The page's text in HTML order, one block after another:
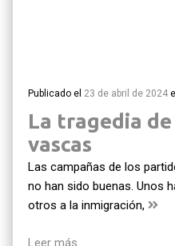
Publicado el 23 de abril de 2024
La tragedia
vascas
Las campañas de los
no han sido buenas. Unos
otros a la inmigración,
Leer más